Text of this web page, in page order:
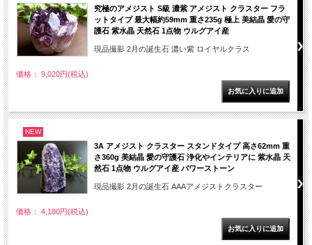
究極のアメジスト S級 濃紫 アメジスト クラスター フラ
ットタイプ 最大幅約59mm 重さ235g 極上 美結晶 愛の守
護石 紫水晶 天然石 1点物 ウルグアイ産
現品撮影 2月の誕生石 濃い紫 ロイヤルクラス
価格： 9,020円(税込)
NEW
3A アメジスト クラスター スタンドタイプ 高さ62mm 重
さ360g 美結晶 愛の守護石 浄化やインテリアに 紫水晶 天
然石 1点物 ウルグアイ産 パワーストーン
現品撮影 2月の誕生石 AAAアメジストクラスター
価格： 4,180円(税込)